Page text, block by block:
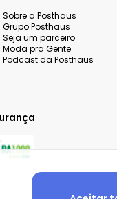
Sobre a Posthaus
Grupo Posthaus
Seja um parceiro
Moda pra Gente
Podcast da Posthaus